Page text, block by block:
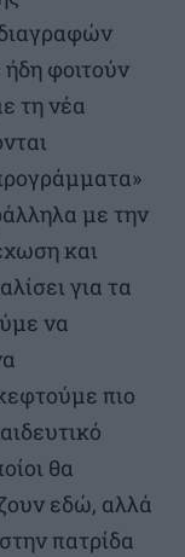
φοιτούν
τη νέα
με την
και
για τα
να
πιο
θα
εδώ, αλλά
πατρίδα